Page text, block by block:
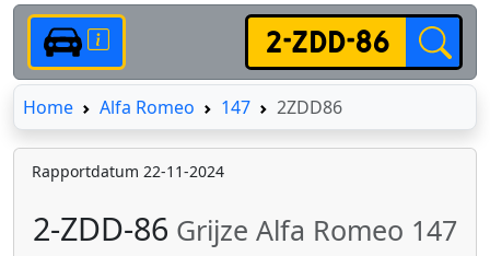
HomeHomeAlfa Romeo 147 2ZDD86
Rapportdatum 22-11-2024
2-ZDD-86 Grijze Alfa Romeo 147